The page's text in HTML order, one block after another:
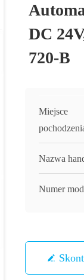
DC
720-B
Miejsce
Nazwa
Numer